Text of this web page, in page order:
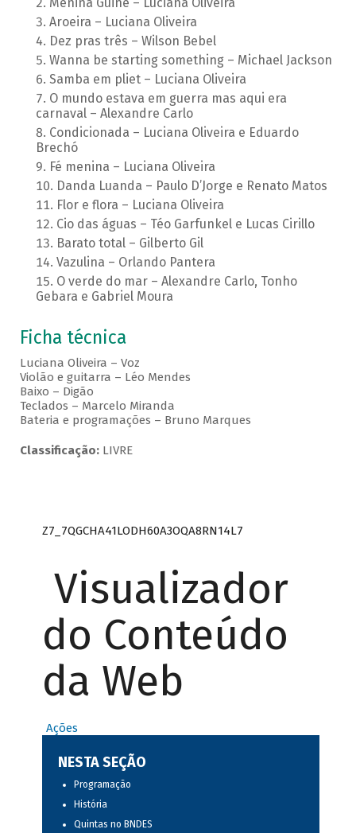
Menina Guiné – Luciana Oliveira
Aroeira – Luciana Oliveira
Dez pras três – Wilson Bebel
Wanna be starting something – Michael Jackson
Samba em pliet – Luciana Oliveira
O mundo estava em guerra mas aqui era
carnaval – Alexandre Carlo
Condicionada – Luciana Oliveira e Eduardo
Brechó
Fé menina – Luciana Oliveira
Danda Luanda – Paulo D’Jorge e Renato Matos
Flor e flora – Luciana Oliveira
Cio das águas – Téo Garfunkel e Lucas Cirillo
Barato total – Gilberto Gil
Vazulina – Orlando Pantera
O verde do mar – Alexandre Carlo, Tonho
Gebara e Gabriel Moura
Ficha técnica
Luciana Oliveira – Voz
Violão e guitarra – Léo Mendes
Baixo – Digão
Teclados – Marcelo Miranda
Bateria e programações – Bruno Marques
Classificação:LIVRE
Z7_7QGCHA41LODH60A3OQA8RN14L7
Visualizador
do Conteúdo
da Web
Ações
NESTA SEÇÃO
Programação
História
Quintas no BNDES